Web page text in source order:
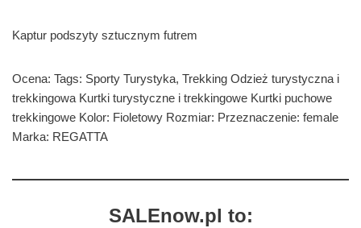
Kaptur podszyty sztucznym futrem
Ocena: Tags: Sporty Turystyka, Trekking Odzież turystyczna i
trekkingowa Kurtki turystyczne i trekkingowe Kurtki puchowe
trekkingowe Kolor: Fioletowy Rozmiar: Przeznaczenie: female
Marka: REGATTA
SALEnow.pl to: